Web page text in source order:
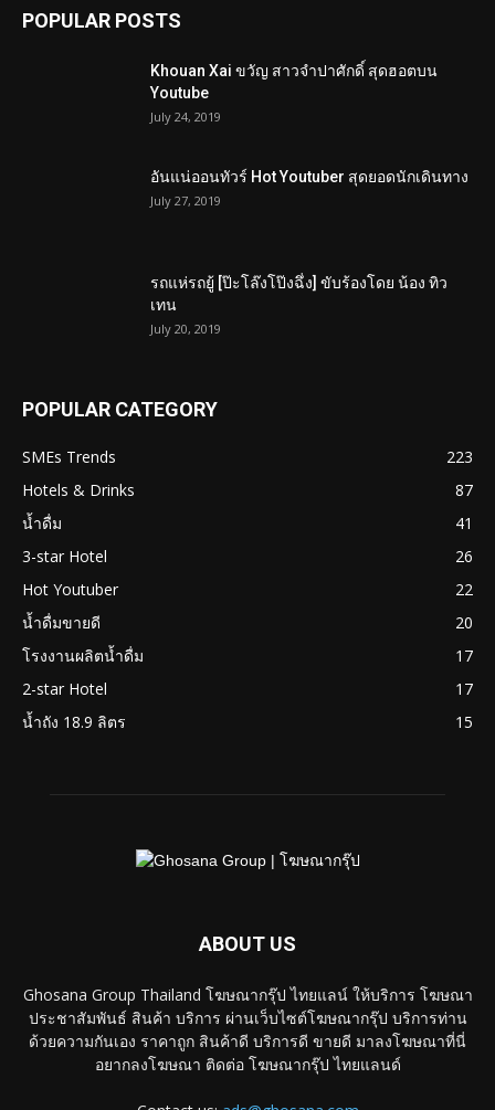
POPULAR POSTS
Khouan Xai ขวัญ สาวจำปาศักดิ์ สุดฮอตบน
Youtube
July 24, 2019
อันแน่ออนทัวร์ Hot Youtuber สุดยอดนักเดินทาง
July 27, 2019
รถแห่รถยู้ [ป๊ะโล๊งโป๊งฉึ่ง] ขับร้องโดย น้อง ทิว
เทน
July 20, 2019
POPULAR CATEGORY
SMEs Trends
223
Hotels & Drinks
87
น้ำดื่ม
41
3-star Hotel
26
Hot Youtuber
22
น้ำดื่มขายดี
20
โรงงานผลิตน้ำดื่ม
17
2-star Hotel
17
น้ำถัง 18.9 ลิตร
15
ABOUT US
Ghosana Group Thailand โฆษณากรุ๊ป ไทยแลน์ ให้บริการ โฆษณา
ประชาสัมพันธ์ สินค้า บริการ ผ่านเว็บไซต์โฆษณากรุ๊ป บริการท่าน
ด้วยความกันเอง ราคาถูก สินค้าดี บริการดี ขายดี มาลงโฆษณาที่นี่
อยากลงโฆษณา ติดต่อ โฆษณากรุ๊ป ไทยแลนด์